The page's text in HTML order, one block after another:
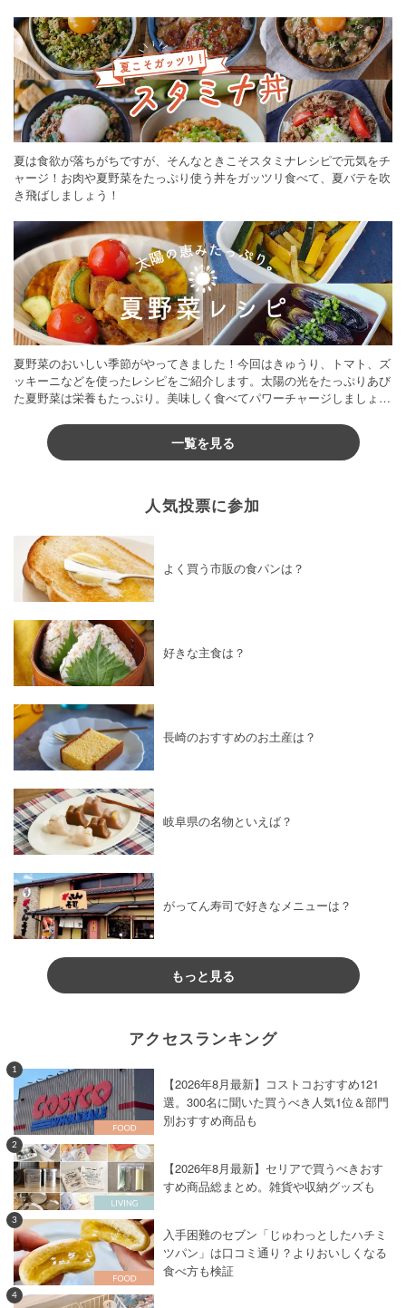
夏は食欲が落ちがちですが、そんなときこそスタミナレシピで元気をチ
ャージ！お肉や夏野菜をたっぷり使う丼をガッツリ食べて、夏バテを吹
き飛ばしましょう！
夏野菜のおいしい季節がやってきました！今回はきゅうり、トマト、ズ
ッキーニなどを使ったレシピをご紹介します。太陽の光をたっぷりあび
た夏野菜は栄養もたっぷり。美味しく食べてパワーチャージしましょう
一覧を見る
人気投票に参加
よく買う市販の食パンは？
好きな主食は？
長崎のおすすめのお土産は？
岐阜県の名物といえば？
がってん寿司で好きなメニューは？
もっと見る
アクセスランキング
1
【2026年8月最新】コストコおすすめ121
選。300名に聞いた買うべき人気1位＆部門
別おすすめ商品も
2
【2026年8月最新】セリアで買うべきおす
すめ商品総まとめ。雑貨や収納グッズも
3
入手困難のセブン「じゅわっとしたハチミ
ツパン」は口コミ通り？よりおいしくなる
食べ方も検証
4